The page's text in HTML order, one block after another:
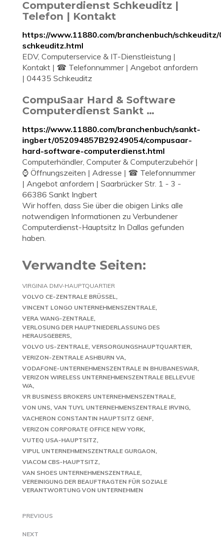
Computerdienst Schkeuditz |
Telefon | Kontakt
https://www.11880.com/branchenbuch/
schkeuditz.html
EDV, Computerservice & IT-Dienstleistung |
Kontakt | ☎ Telefonnummer | Angebot anfordern
| 04435 Schkeuditz
CompuSaar Hard & Software
Computerdienst Sankt …
https://www.11880.com/branchenbuch/sankt-
ingbert/052094857B29249054/compusaar-
hard-software-computerdienst.html
Computerhändler, Computer & Computerzubehör |
⌚ Öffnungszeiten | Adresse | ☎ Telefonnummer
| Angebot anfordern | Saarbrücker Str. 1 - 3 -
66386 Sankt Ingbert
Wir hoffen, dass Sie über die obigen Links alle
notwendigen Informationen zu Verbundener
Computerdienst-Hauptsitz In Dallas gefunden
haben.
Verwandte Seiten:
VIRGINIA DMV-HAUPTQUARTIER
VOLVO CE-ZENTRALE BRÜSSEL
VINCENT LONGO UNTERNEHMENSZENTRALE
VERA WANG-ZENTRALE
VERLOSUNG DER HAUPTNIEDERLASSUNG DES
HERAUSGEBERS
VOLVO US-ZENTRALE VERSORGUNGSHAUPTQUARTIER
VERIZON-ZENTRALE ASHBURN VA
VODAFONE-UNTERNEHMENSZENTRALE IN BHUBANESWAR
VERIZON WIRELESS UNTERNEHMENSZENTRALE BELLEVUE
WA
VR BUSINESS BROKERS UNTERNEHMENSZENTRALE
VON UNS VAN TUYL UNTERNEHMENSZENTRALE IRVING
VACHERON CONSTANTIN HAUPTSITZ GENF
VERIZON CORPORATE OFFICE NEW YORK
VUTEQ USA-HAUPTSITZ
VIPUL UNTERNEHMENSZENTRALE GURGAON
VIACOM CBS-HAUPTSITZ
VAN SHOES UNTERNEHMENSZENTRALE
VEREINIGUNG DER BEAUFTRAGTEN FÜR SOZIALE
VERANTWORTUNG VON UNTERNEHMEN
PREVIOUS
NEXT